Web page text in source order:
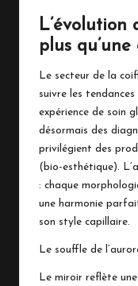
L’évolution
plus qu’une
Le secteur de la
suivre les
expérience de soin
désormais des
privilégient des
(bio-esthétique).
: chaque
une harmonie
son style capillaire.
Le souffle de
Le miroir reflète